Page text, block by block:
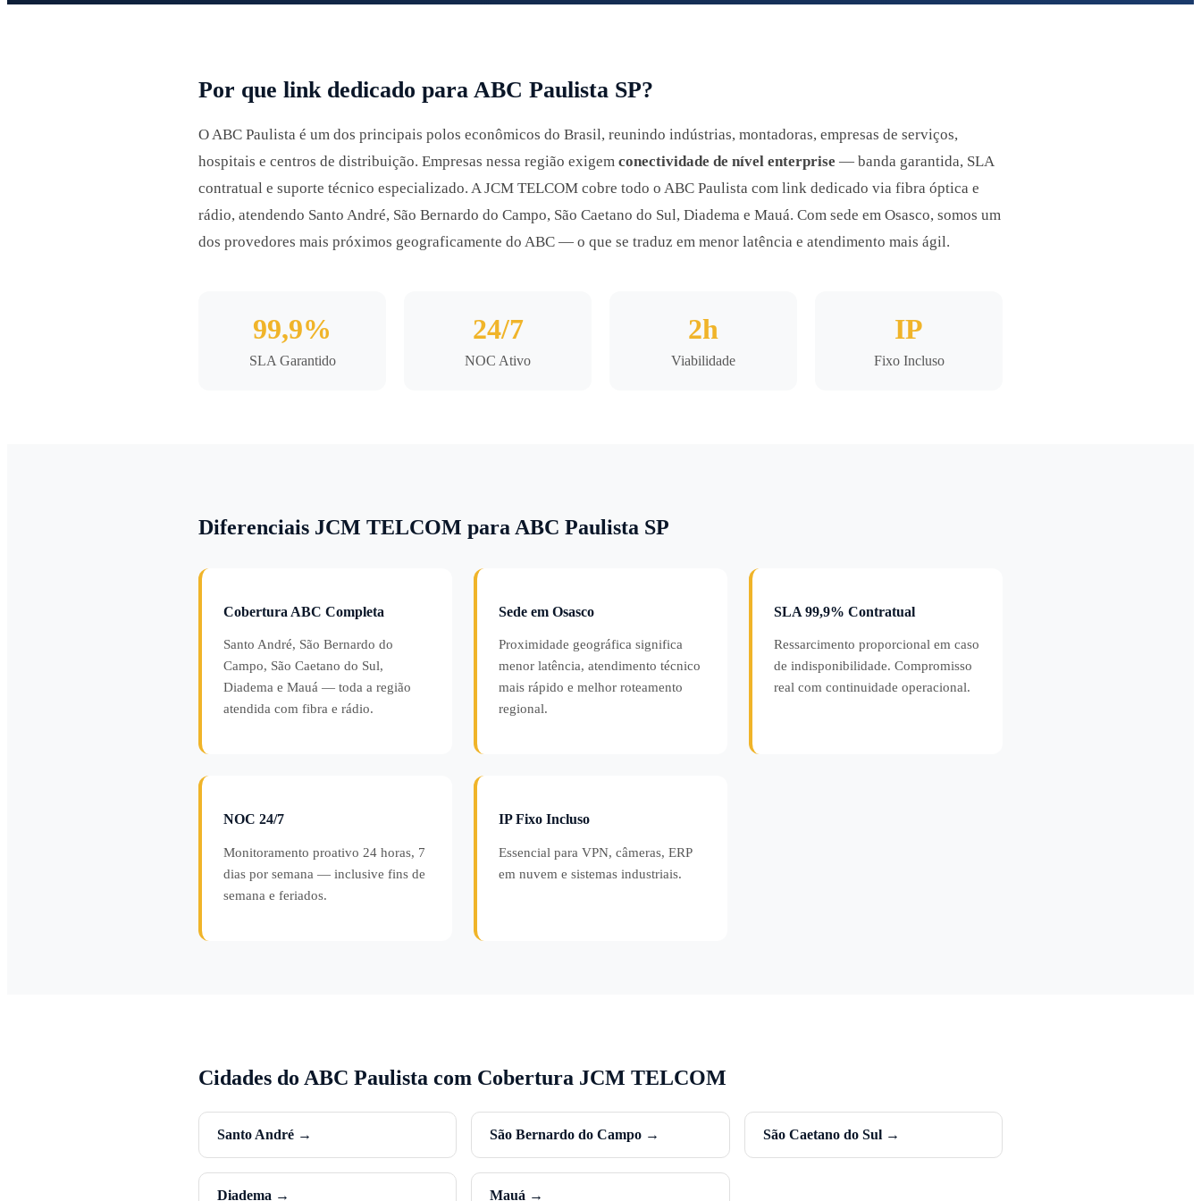
Por que link dedicado para ABC Paulista SP?
O ABC Paulista é um dos principais polos econômicos do Brasil, reunindo indústrias, montadoras, empresas de serviços,
hospitais e centros de distribuição. Empresas nessa região exigem conectividade de nível enterprise — banda garantida, SLA
contratual e suporte técnico especializado. A JCM TELCOM cobre todo o ABC Paulista com link dedicado via fibra óptica e
rádio, atendendo Santo André, São Bernardo do Campo, São Caetano do Sul, Diadema e Mauá. Com sede em Osasco, somos um
dos provedores mais próximos geograficamente do ABC — o que se traduz em menor latência e atendimento mais ágil.
99,9%
SLA Garantido
24/7
NOC Ativo
2h
Viabilidade
IP
Fixo Incluso
Diferenciais JCM TELCOM para ABC Paulista SP
Cobertura ABC Completa
Santo André, São Bernardo do
Campo, São Caetano do Sul,
Diadema e Mauá — toda a região
atendida com fibra e rádio.
Sede em Osasco
Proximidade geográfica significa
menor latência, atendimento técnico
mais rápido e melhor roteamento
regional.
SLA 99,9% Contratual
Ressarcimento proporcional em caso
de indisponibilidade. Compromisso
real com continuidade operacional.
NOC 24/7
Monitoramento proativo 24 horas, 7
dias por semana — inclusive fins de
semana e feriados.
IP Fixo Incluso
Essencial para VPN, câmeras, ERP
em nuvem e sistemas industriais.
Cidades do ABC Paulista com Cobertura JCM TELCOM
Santo André → São Bernardo do Campo → São Caetano do Sul →
Diadema → Mauá →